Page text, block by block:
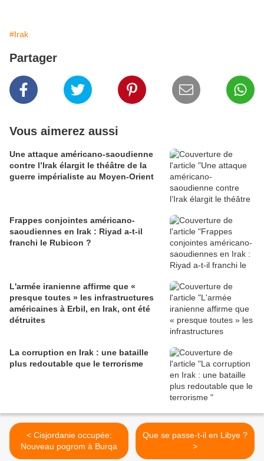
#Irak
Partager
Vous aimerez aussi
Une attaque américano-saoudienne
contre l’Irak élargit le théâtre de la
guerre impérialiste au Moyen-Orient
Frappes conjointes américano-
saoudiennes en Irak : Riyad a-t-il
franchi le Rubicon ?
L'armée iranienne affirme que «
presque toutes » les infrastructures
américaines à Erbil, en Irak, ont été
détruites
La corruption en Irak : une bataille
plus redoutable que le terrorisme
< Cisjordanie occupée:
Nouveau pogrom à Burqa
Que se passe-t-il en Libye ?
>